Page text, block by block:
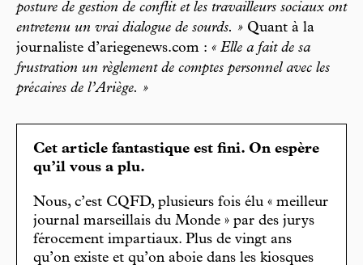
posture de gestion de conflit et les travailleurs sociaux ont
entretenu un vrai dialogue de sourds. » Quant à la
journaliste d’ariegenews.com : « Elle a fait de sa
frustration un règlement de comptes personnel avec les
précaires de l’Ariège. »
Cet article fantastique est fini. On espère
qu’il vous a plu.
Nous, c’est CQFD, plusieurs fois élu « meilleur
journal marseillais du Monde » par des jurys
férocement impartiaux. Plus de vingt ans
qu’on existe et qu’on aboie dans les kiosques